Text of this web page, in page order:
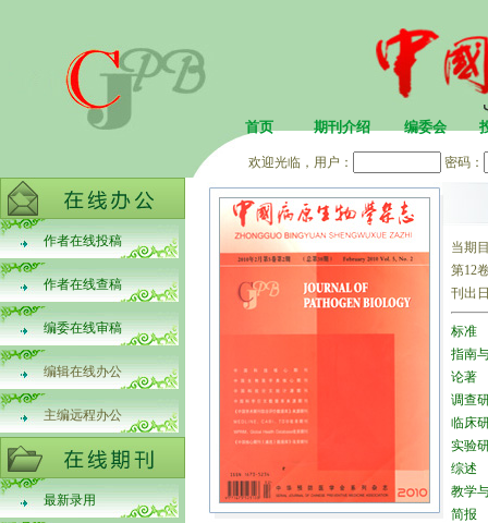
首页 期刊介绍 编委会
欢迎光临，用户： 密码：
作者在线投稿
作者在线查稿
编委在线审稿
编辑在线办公
主编远程办公
最新录用
当期
第12
刊出
标准
指南
论著
调查
临床
实验
综述
教学
简报